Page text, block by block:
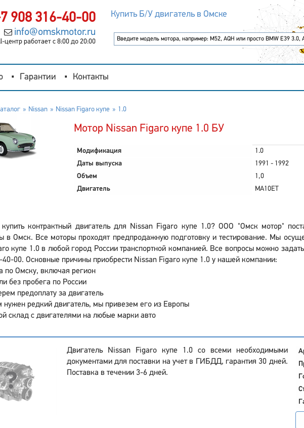
908 316-40-00
info@omskmotor.ru
центр работает с 8:00 до 20:00
Купить Б/У двигатель в Омске
Гарантии Контакты
Nissan Nissan Figaro купе 1.0
Мотор Nissan Figaro купе 1.0 БУ
Модификация
1.0
Даты выпуска
1991 - 1992
Объем
1,0
Двигатель
MA10ET
купить контрактный двигатель для Nissan Figaro купе 1.0? ООО "Омск мотор"
в Омск. Все моторы проходят предпродажную подготовку и тестирование. Мы
купе 1.0 в любой город России транспортной компанией. Все вопросы можно
40-00. Основные причины приобрести Nissan Figaro купе 1.0 у нашей компании:
по Омску, включая регион
без пробега по России
предоплату за двигатель
нужен редкий двигатель, мы привезем его из Европы
склад с двигателями на любые марки авто
Двигатель Nissan Figaro купе 1.0 со всеми необходимыми
документами для поставки на учет в ГИБДД, гарантия 30 дней.
Поставка в течении 3-6 дней.